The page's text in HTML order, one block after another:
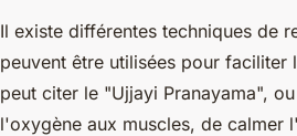
Il existe différentes techniques de
peuvent être utilisées pour
peut citer le "Ujjayi Pranayama",
l'oxygène aux muscles, de calmer